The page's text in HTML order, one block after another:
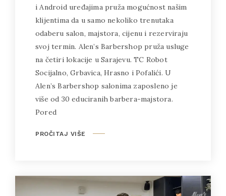
i Android uređajima pruža mogućnost našim
klijentima da u samo nekoliko trenutaka
odaberu salon, majstora, cijenu i rezerviraju
svoj termin. Alen’s Barbershop pruža usluge
na četiri lokacije u Sarajevu. TC Robot
Socijalno, Grbavica, Hrasno i Pofalići. U
Alen’s Barbershop salonima zaposleno je
više od 30 educiranih barbera-majstora.
Pored
PROČITAJ VIŠE